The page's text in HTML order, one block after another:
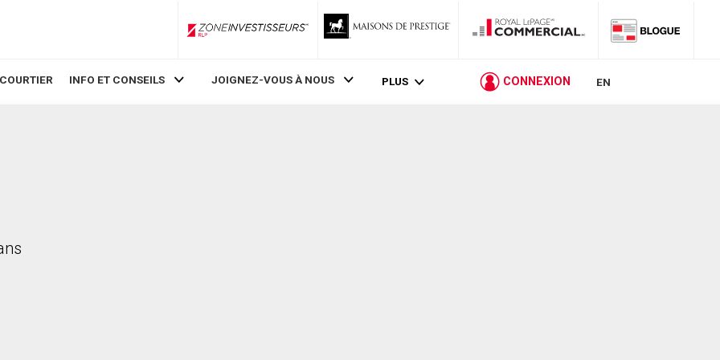
ZoneInvestisseurs RLP
INFO ET CONSEILS JOIGNEZ-VOUS À NOUS PLUS CONNEXION EN